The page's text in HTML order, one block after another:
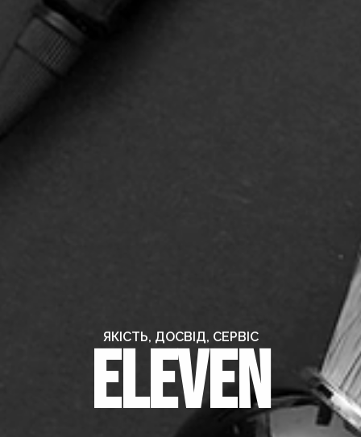
ЯКІСТЬ, ДОСВІД, СЕРВІС
Eleven